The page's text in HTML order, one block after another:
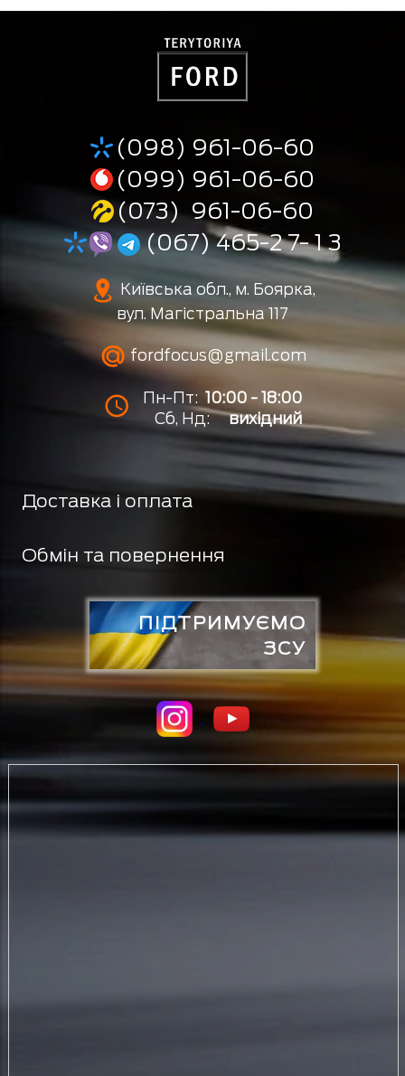
(098) 961-06-60
(099) 961-06-60
(073) 961-06-60
(067) 465-2 7- 1 3
Київська обл., м. Боярка,
вул. Магістральна 117
fordfocus@gmail.com
Пн-Пт: 10:00 - 18:00
Сб, Нд:
вихідний
Доставка і оплата
Обмін та повернення
ПІДТРИМУЄМО
ЗСУ